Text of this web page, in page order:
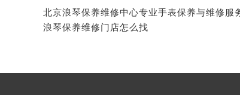
浪琴保养维修门店怎么找